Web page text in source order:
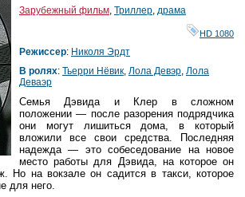
Зарубежный фильм, Триллер, драма
HD 1080
Режиссер: Николя Эрдт
В ролях: Тьерри Нёвик, Лола Девэр, Лола
Деваэр
Семья Дэвида и Клер в сложном
положении — после разорения подрядчика
они могут лишиться дома, в который
вложили все свои средства. Последняя
надежда — это собеседование на новое
место работы для Дэвида, на которое он
Но на вокзале он садится в такси, которое
для него.